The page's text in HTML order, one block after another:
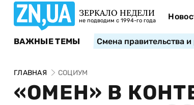
ЗЕРКАЛО НЕДЕЛИ
не подводим с 1994-го года
ВАЖНЫЕ ТЕМЫ Смена правительства
ГЛАВНАЯ СОЦИУМ
«ОМЕН» В